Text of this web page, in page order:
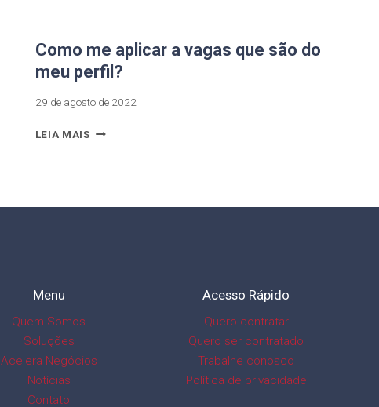
Como me aplicar a vagas que são do
meu perfil?
29 de agosto de 2022
LEIA MAIS
Menu
Quem Somos
Soluções
Acelera Negócios
Notícias
Contato
Acesso Rápido
Quero contratar
Quero ser contratado
Trabalhe conosco
Política de privacidade